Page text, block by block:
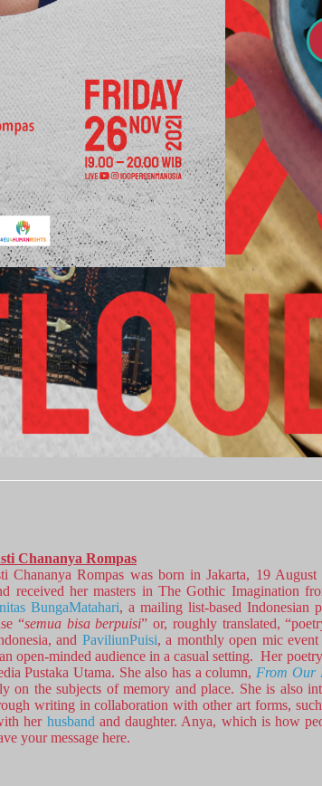
Chananya Rompas
Chananya Rompas was born in Jakarta, 19
received her masters in The Gothic Imagination
BungaMatahari, a mailing list-based Indonesian
“semua bisa berpuisi” or, roughly translated,
and PaviliunPuisi, a monthly open mic
open-minded audience in a casual setting. Her
Pustaka Utama. She also has a column, From Our
on the subjects of memory and place. She is also
writing in collaboration with other art forms,
her husband and daughter. Anya, which is how
your message here.